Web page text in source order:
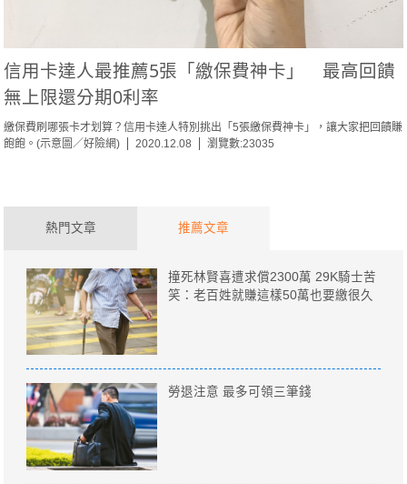
信用卡達人最推薦5張「繳保費神卡」 最高回饋
無上限還分期0利率
繳保費刷哪張卡才划算？信用卡達人特別挑出「5張繳保費神卡」，讓大家把回饋賺
飽飽。(示意圖／好險網)
2020.12.08 瀏覽數:23035
熱門文章 推薦文章
撞死林賢喜遭求償2300萬 29K騎士苦
笑：老百姓就賺這樣50萬也要繳很久
勞退注意 最多可領三筆錢